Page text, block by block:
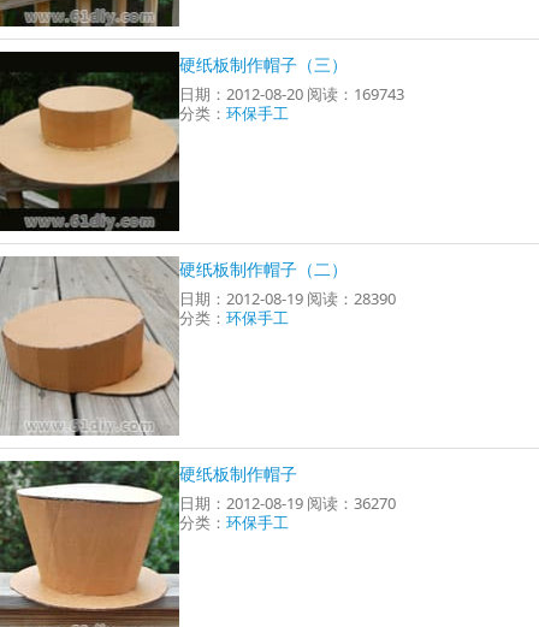
硬纸板制作帽子（三）
日期：2012-08-20 阅读：169743
分类：环保手工
硬纸板制作帽子（二）
日期：2012-08-19 阅读：28390
分类：环保手工
硬纸板制作帽子
日期：2012-08-19 阅读：36270
分类：环保手工